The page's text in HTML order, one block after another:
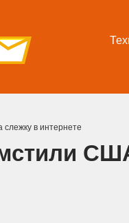
в интернете